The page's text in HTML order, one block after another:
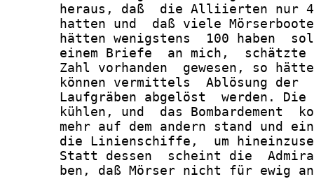
heraus, daß  die Alliierten nur
hatten und  daß viele
hätten wenigstens  100 haben
einem Briefe  an mich,
Zahl vorhanden  gewesen, so
können vermittels  Ablösung der
Laufgräben abgelöst  werden.
kühlen, und  das Bombardement
mehr auf dem andern stand und
die Linienschiffe,  um
Statt dessen  scheint die
ben, daß Mörser nicht für ewig